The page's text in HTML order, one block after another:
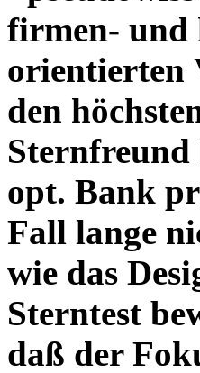
firmen- und
orientierten
den
Sternfreund
opt. Bank
Fall lange
wie das
Sterntest
daß der